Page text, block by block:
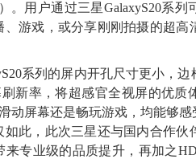
。用户通过三星GalaxyS20系
游戏，或分享刚刚拍摄的超高
系列的屏内开孔尺寸更小，
新率，将超感官全视屏的优质
动屏幕还是畅玩游戏，均能够
此，此次三星还与国内合作伙
专业级的品质提升，再加之